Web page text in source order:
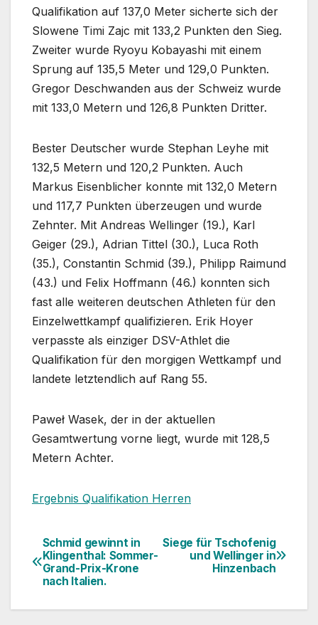
Qualifikation auf 137,0 Meter sicherte sich der
Slowene Timi Zajc mit 133,2 Punkten den Sieg.
Zweiter wurde Ryoyu Kobayashi mit einem
Sprung auf 135,5 Meter und 129,0 Punkten.
Gregor Deschwanden aus der Schweiz wurde
mit 133,0 Metern und 126,8 Punkten Dritter.
Bester Deutscher wurde Stephan Leyhe mit
132,5 Metern und 120,2 Punkten. Auch
Markus Eisenblicher konnte mit 132,0 Metern
und 117,7 Punkten überzeugen und wurde
Zehnter. Mit Andreas Wellinger (19.), Karl
Geiger (29.), Adrian Tittel (30.), Luca Roth
(35.), Constantin Schmid (39.), Philipp Raimund
(43.) und Felix Hoffmann (46.) konnten sich
fast alle weiteren deutschen Athleten für den
Einzelwettkampf qualifizieren. Erik Hoyer
verpasste als einziger DSV-Athlet die
Qualifikation für den morgigen Wettkampf und
landete letztendlich auf Rang 55.
Paweł Wasek, der in der aktuellen
Gesamtwertung vorne liegt, wurde mit 128,5
Metern Achter.
Ergebnis Qualifikation Herren
Beitragsnavigation
Siege für Tschofenig
und Wellinger in
Hinzenbach
Schmid gewinnt in
Klingenthal: Sommer-
Grand-Prix-Krone
nach Italien.